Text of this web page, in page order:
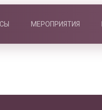
МЕРОПРИЯТИЯ